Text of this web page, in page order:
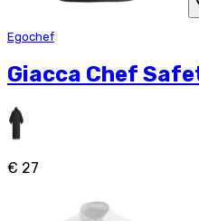
Egochef
Giacca Chef
€ 27